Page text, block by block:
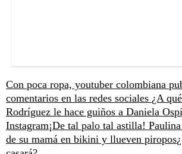
Con poca ropa, youtuber colombiana
comentarios en las redes sociales ¿A
Rodríguez le hace guiños a Daniela
Instagram¡De tal palo tal astilla!
de su mamá en bikini y llueven piropos